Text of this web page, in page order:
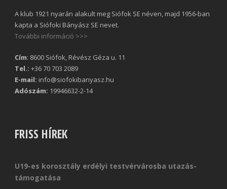
A klub 1921 nyarán alakult meg Siófok SE néven, majd 1956-ban
kapta a Siófoki Bányász SE nevet.
További információ >>>
Cím: 8600 Siófok, Révész Géza u. 11
Tel.: +36 70 703 2089
E-mail: info@siofokibanyasz.hu
Adószám: 19946632-2-14
FRISS HÍREK
U19-es korosztály erdélyi testvérvárosba utazás-
támogatása